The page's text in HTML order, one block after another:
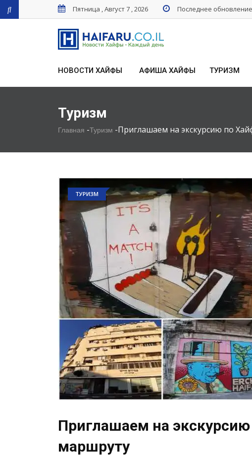
Пятница , Август 7 , 2026 Последнее
НОВОСТИ ХАЙФЫ АФИША ХАЙФЫ ТУРИЗМ
Туризм
Главная -Туризм -Приглашаем на экскурсию по
ТУРИЗМ
Приглашаем на
маршруту